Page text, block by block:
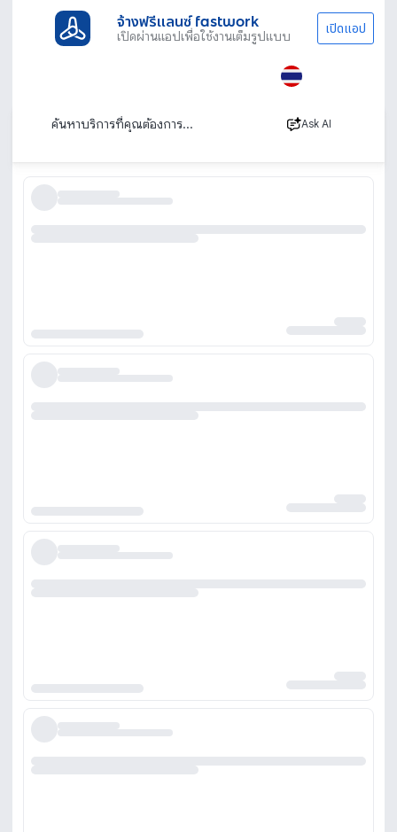
จ้างฟรีแลนซ์ fastwork
เปิดผ่านแอปเพื่อใช้งานเต็มรูปแบบ เปิดแอป
Ask AI
หาช่างด่วน เรียกช่างออนไลน์ ด่วน ใกล้ฉัน 24 ชม.
เรียงตาม